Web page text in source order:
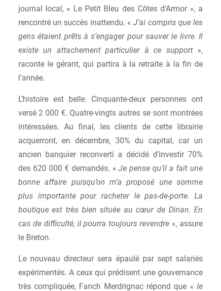
journal local, « Le Petit Bleu des Côtes d’Armor », a
rencontré un succès inattendu. «J’ai compris que les
gens étaient prêts à s’engager pour sauver le livre. Il
existe un attachement particulier à ce support »,
raconte le gérant, qui partira à la retraite à la fin de
l’année.
L’histoire est belle. Cinquante-deux personnes ont
versé 2 000 €. Quatre-vingts autres se sont montrées
intéressées. Au final, les clients de cette librairie
acquerront, en décembre, 30% du capital, car un
ancien banquier reconverti a décidé d’investir 70%
des 620 000 € demandés. «Je pense qu’il a fait une
bonne affaire puisqu’on m’a proposé une somme
plus importante pour racheter le pas-de-porte. La
boutique est très bien située au cœur de Dinan. En
cas de difficulté, il pourra toujours revendre », assure
le Breton.
Le nouveau directeur sera épaulé par sept salariés
expérimentés. A ceux qui prédisent une gouvernance
très compliquée, Fanch Merdrignac répond que «le